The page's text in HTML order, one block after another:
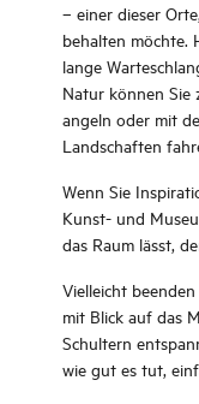
– einer dieser
behalten möchte.
lange
Natur können Sie
angeln oder mit
Landschaften
Wenn Sie
Kunst- und
das Raum lässt,
Vielleicht
mit Blick auf das
Schultern
wie gut es tut,